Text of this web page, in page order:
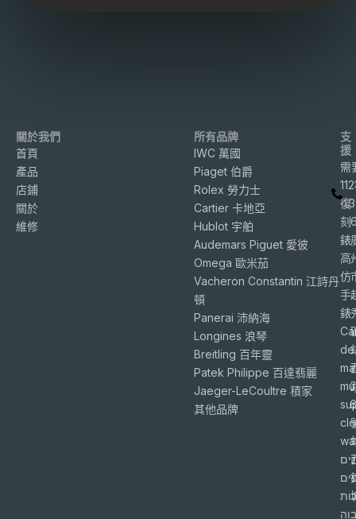
關於我們
首頁
產品
店鋪
關於
維修
所有品牌
IWC 萬國
Piaget 伯爵
Rolex 勞力士
Cartier 卡地亞
Hublot 宇舶
Audemars Piguet 愛彼
Omega 歐米茄
Vacheron Constantin 江詩丹
頓
Panerai 沛納海
Longines 浪琴
Breitling 百年靈
Patek Philippe 百達翡麗
Jaeger-LeCoultre 積家
其他品牌
支
援
需
復
刻
錶
高
仿
手
錶
de